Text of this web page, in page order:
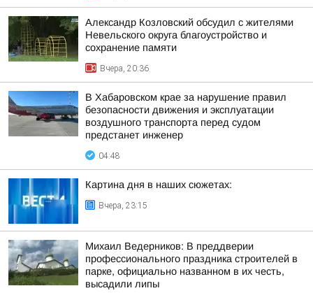
Александр Козловский обсудил с жителями
Невельского округа благоустройство и
сохранение памяти
Вчера, 20:36
В Хабаровском крае за нарушение правил
безопасности движения и эксплуатации
воздушного транспорта перед судом
предстанет инженер
04:48
Картина дня в наших сюжетах:
Вчера, 23:15
Михаил Ведерников: В преддверии
профессионального праздника строителей в
парке, официально названном в их честь,
высадили липы